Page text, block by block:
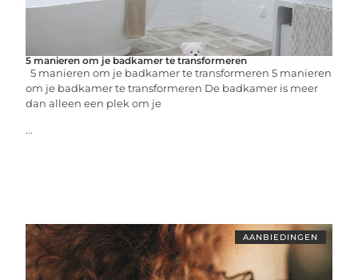
5 manieren om je badkamer te transformeren
5 manieren om je badkamer te transformeren 5 manieren
om je badkamer te transformeren De badkamer is meer
dan alleen een plek om je
...
AANBIEDINGEN